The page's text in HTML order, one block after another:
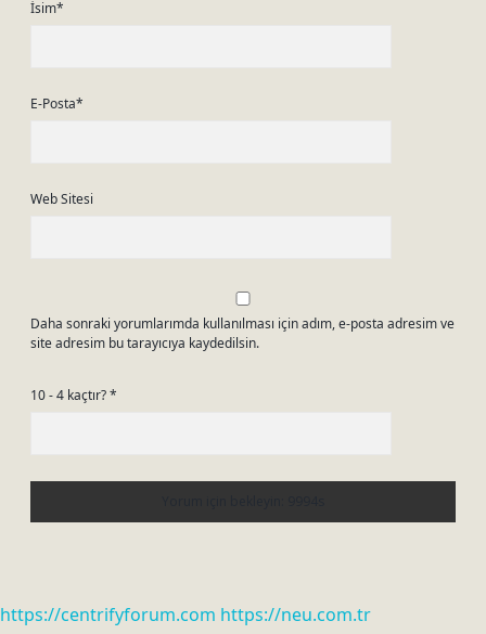
İsim*
E-Posta*
Web Sitesi
Daha sonraki yorumlarımda kullanılması için adım, e-posta adresim ve
site adresim bu tarayıcıya kaydedilsin.
10 - 4 kaçtır?*
https://centrifyforum.com https://neu.com.tr